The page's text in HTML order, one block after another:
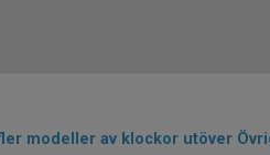
modeller av klockor utöver